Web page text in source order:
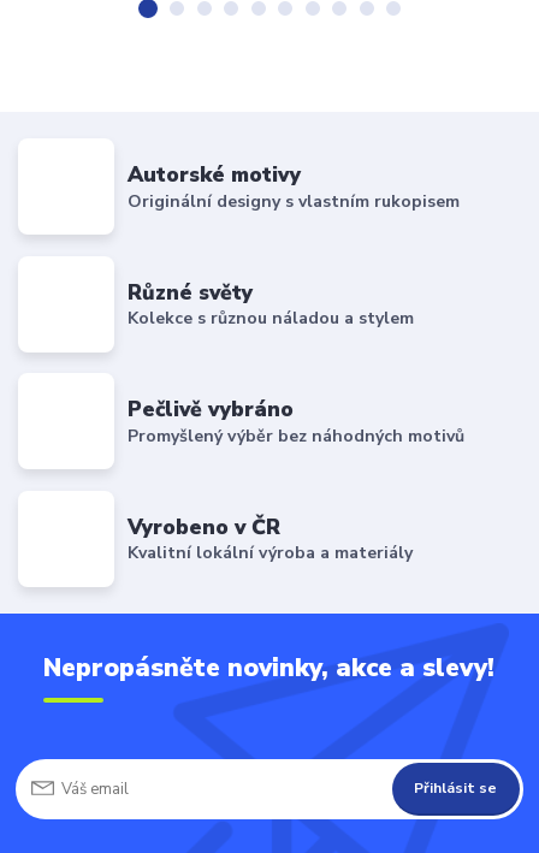
Autorské motivy
Originální designy s vlastním rukopisem
Různé světy
Kolekce s různou náladou a stylem
Pečlivě vybráno
Promyšlený výběr bez náhodných motivů
Vyrobeno v ČR
Kvalitní lokální výroba a materiály
Nepropásněte novinky, akce a slevy!
Přihlásit se